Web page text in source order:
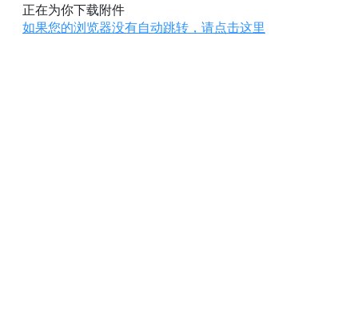
正在为你下载附件
如果您的浏览器没有自动跳转，请点击这里